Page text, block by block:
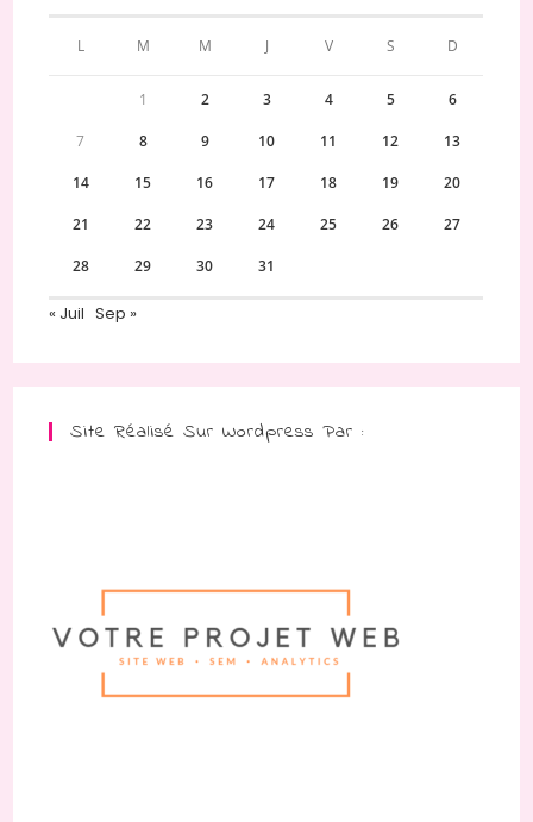
L M M J V S D
1 2 3 4 5 6
7 8 9 10 11 12 13
14 15 16 17 18 19 20
21 22 23 24 25 26 27
28 29 30 31
« Juil Sep »
Site Réalisé Sur Wordpress Par :